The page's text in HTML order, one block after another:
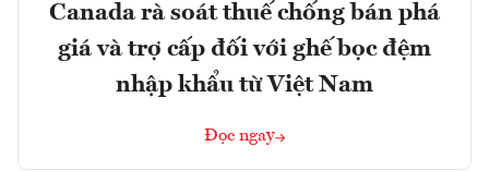
Canada rà soát thuế chống bán phá
giá và trợ cấp đối với ghế bọc đệm
nhập khẩu từ Việt Nam
Đọc ngay